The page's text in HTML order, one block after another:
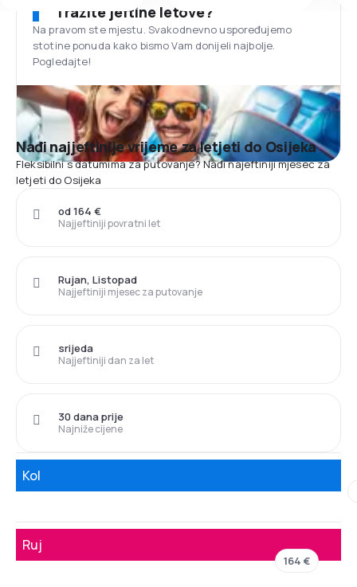
Tražite jeftine letove?
Na pravom ste mjestu. Svakodnevno uspoređujemo
stotine ponuda kako bismo Vam donijeli najbolje.
Pogledajte!
Nađi najjeftinije vrijeme za letjeti do Osijeka
Fleksibilni s datumima za putovanje? Nađi najeftiniji mjesec za
letjeti do Osijeka
Najjeftiniji povratni let
od 164 €
Najjeftiniji mjesec za putovanje
Rujan, Listopad
Najjeftiniji dan za let
srijeda
Najniže cijene
30 dana prije
Kol
Ruj
164 €